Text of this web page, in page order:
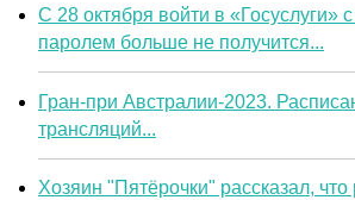
С 28 октября войти в «Госуслуги»
паролем больше не получится...
Гран-при Австралии-2023.
трансляций...
Хозяин "Пятёрочки" рассказал, что